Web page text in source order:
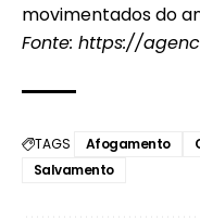
movimentados do
Fonte: https://
TAGS Afogamento
Salvamento